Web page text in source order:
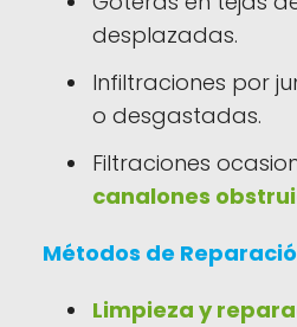
desplazadas.
Infiltraciones por
o desgastadas.
Filtraciones
canalones
Métodos de
Limpieza y